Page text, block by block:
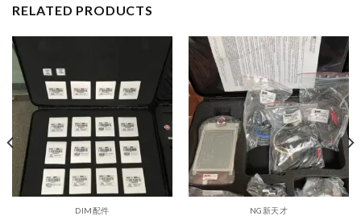
RELATED PRODUCTS
DIM配件 NG新天才